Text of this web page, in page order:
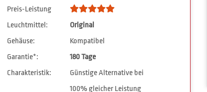
Preis-Leistung
Leuchtmittel:
Original
Gehäuse:
Kompatibel
Garantie*:
180 Tage
Charakteristik:
Günstige Alternative bei
100% gleicher Leistung